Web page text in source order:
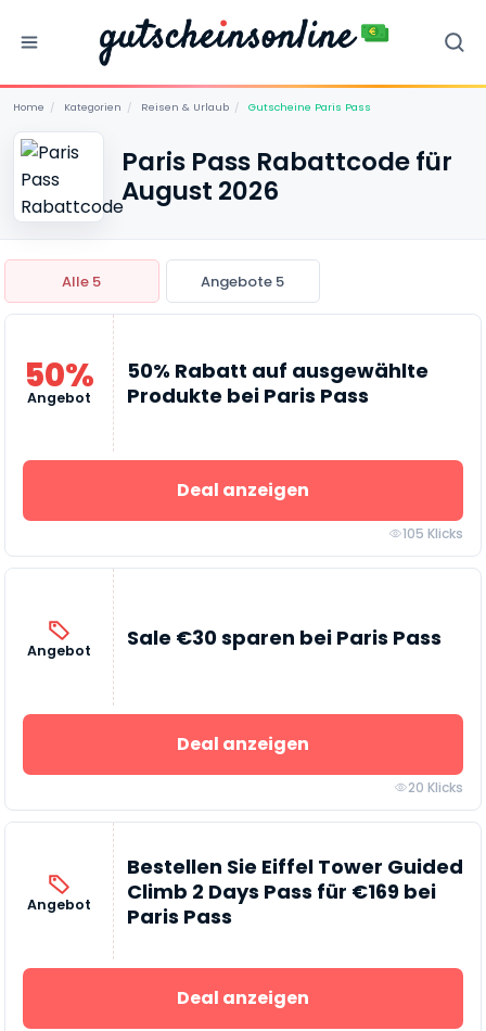
Home / Kategorien / Reisen & Urlaub / Gutscheine Paris Pass
Paris Pass Rabattcode für
August 2026
Alle 5 Angebote 5
50%
Angebot
50% Rabatt auf ausgewählte
Produkte bei Paris Pass
Deal anzeigen
105 Klicks
Angebot Sale €30 sparen bei Paris Pass
Deal anzeigen
20 Klicks
Angebot
Bestellen Sie Eiffel Tower Guided
Climb 2 Days Pass für €169 bei
Paris Pass
Deal anzeigen